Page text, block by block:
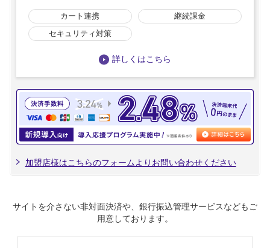
カート連携 継続課金
セキュリティ対策
詳しくはこちら
加盟店様はこちらのフォームよりお問い合わせください
サイトを介さない非対面決済や、銀行振込管理サービスなどもご
用意しております。